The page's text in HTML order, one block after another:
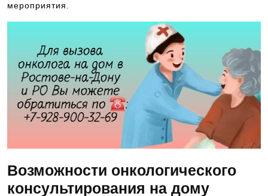
мероприятия.
Возможности онкологического
консультирования на дому